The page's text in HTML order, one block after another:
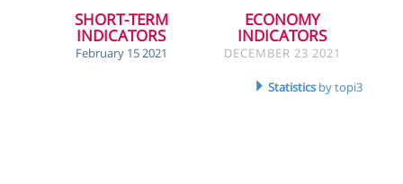
SHORT-TERM
INDICATORS
February 15 2021
ECONOMY
INDICATORS
DECEMBER 23 2021
Statistics by topi3